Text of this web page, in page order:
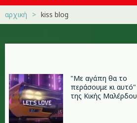
αρχική kiss blog
"Με αγάπη θα το
περάσουμε κι αυτό"
της Κικής Μαλέρδου